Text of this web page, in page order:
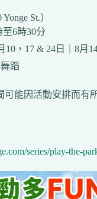
St.）
6時30分
10，17 & 24日｜8月
蹈
能因活動安排而有
series/play-the-